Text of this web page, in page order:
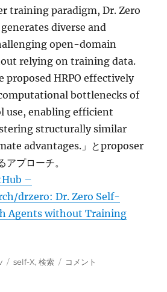
training paradigm, Dr. Zero
diverse and
open-domain
relying on training data.
proposed HRPO effectively
bottlenecks of
enabling efficient
structurally similar
advantages.」とproposer
プローチ。
–
drzero: Dr. Zero Self-
Agents without Training
タ
self-X,検索
Dr.
コメント